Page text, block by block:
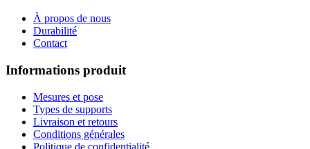
À propos de nous
Durabilité
Contact
Informations produit
Mesures et pose
Types de supports
Livraison et retours
Conditions générales
Politique de confidentialité